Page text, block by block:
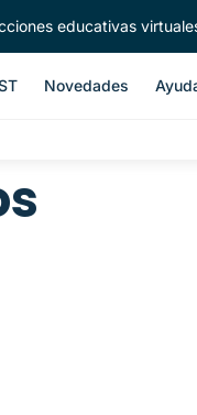
educativas
Novedades